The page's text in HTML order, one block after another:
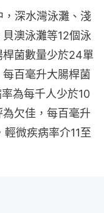
深水灣泳灘、淺
澳泳灘等12個泳
菌數量少於24單
百毫升大腸桿菌
為每千人少於10
欠佳，每百毫升
微疾病率介11至